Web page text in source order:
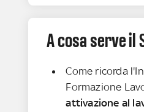
A cosa serve il
Come ricorda
Formazione
attivazione al